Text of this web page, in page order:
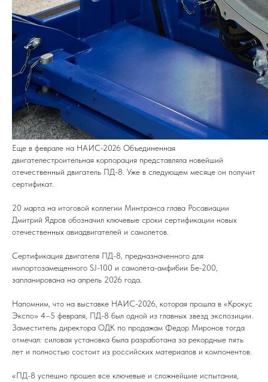
Еще в феврале на НАИС-2026 Объединенная
двигателестроительная корпорация представляла новейший
отечественный двигатель ПД-8. Уже в следующем месяце он получит
сертификат.
20 марта на итоговой коллегии Минтранса глава Росавиации
Дмитрий Ядров обозначил ключевые сроки сертификации новых
отечественных авиадвигателей и самолетов.
Сертификация двигателя ПД-8, предназначенного для
импортозамещенного SJ-100 и самолета-амфибии Бе-200,
запланирована на апрель 2026 года.
Напомним, что на выставке НАИС-2026, которая прошла в «Крокус
Экспо» 4–5 февраля, ПД-8 был одной из главных звезд экспозиции.
Заместитель директора ОДК по продажам Федор Миронов тогда
отмечал: силовая установка была разработана за рекордные пять
лет и полностью состоит из российских материалов и компонентов.
«ПД-8 успешно прошел все ключевые и сложнейшие испытания,